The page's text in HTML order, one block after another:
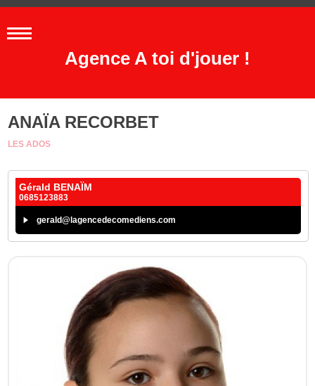
Agence A toi d'jouer !
ANAÏA RECORBET
LES ADOS
Gérald BENAÏM
0685123883
gerald@lagencedecomediens.com